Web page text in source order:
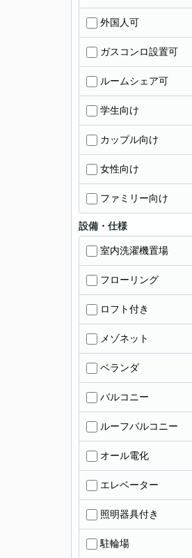
外国人可
ガスコンロ設置可
ルームシェア可
学生向け
カップル向け
女性向け
ファミリー向け
設備・仕様
室内洗濯機置場
フローリング
ロフト付き
メゾネット
ベランダ
バルコニー
ルーフバルコニー
オール電化
エレベーター
照明器具付き
駐輪場